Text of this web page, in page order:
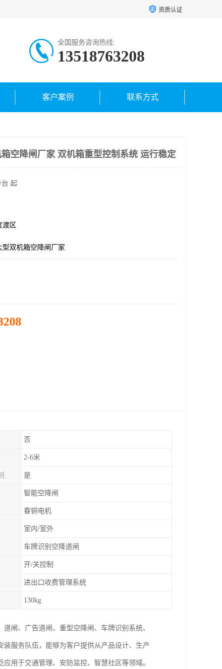
资质认证
全国服务咨询热线:
13518763208
客户案例 联系方式
空降闸厂家 双机箱重型控制系统 运行稳定
起
渡区
型双机箱空降闸厂家
否
2-6米
是
智能空降闸
春铜电机
室内/室外
车牌识别空降道闸
开/关控制
进出口收费管理系统
130kg
闸、广告道闸、重型空降闸、车牌识别系统、
服务队伍，能够为客户提供从产品设计、生产
用于交通管理、安防监控、智慧社区等领域。